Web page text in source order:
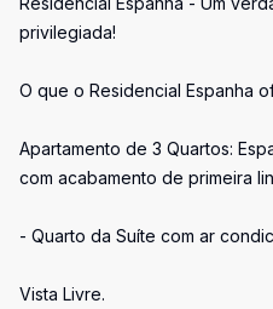
privilegiada!
O que o Residencial Espanha
Apartamento de 3 Quartos:
com acabamento de primeira
- Quarto da Suíte com ar
Vista Livre.